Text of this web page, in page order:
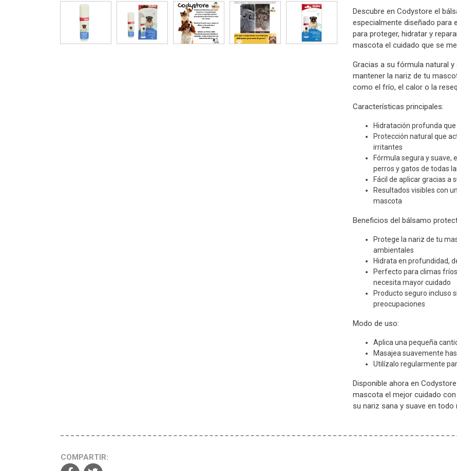
Descubre en Codystore el
especialmente diseñado para
para proteger, hidratar y
mascota el cuidado que se
Gracias a su fórmula natural
mantener la nariz de tu
como el frío, el calor o la
Características principales:
Hidratación profunda
Protección natural que
irritantes
Fórmula segura y suave,
perros y gatos de todas
Fácil de aplicar gracias a
Resultados visibles con
mascota
Beneficios del bálsamo
Protege la nariz de tu
ambientales
Hidrata en profundidad,
Perfecto para climas
necesita mayor cuidado
Producto seguro incluso
preocupaciones
Modo de uso:
Aplica una pequeña
Masajea suavemente
Utilízalo regularmente
Disponible ahora en
mascota el mejor cuidado
su nariz sana y suave en
COMPARTIR: